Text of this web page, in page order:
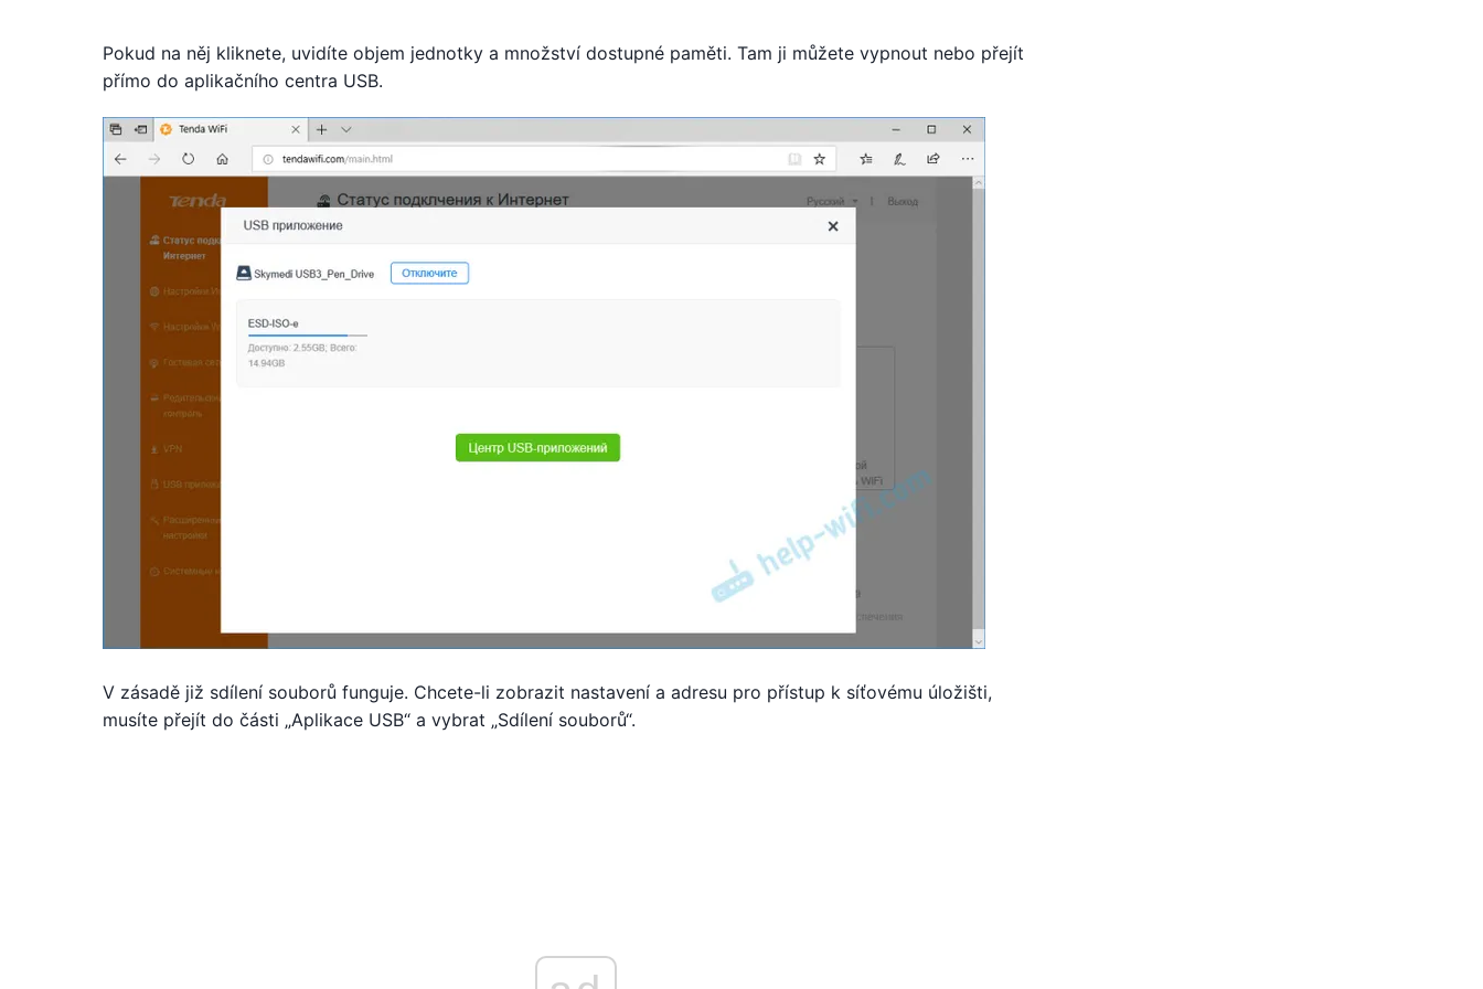
Pokud na něj kliknete, uvidíte objem jednotky a množství dostupné paměti. Tam ji můžete vypnout nebo přejít
přímo do aplikačního centra USB.
V zásadě již sdílení souborů funguje. Chcete-li zobrazit nastavení a adresu pro přístup k síťovému úložišti,
musíte přejít do části „Aplikace USB“ a vybrat „Sdílení souborů“.